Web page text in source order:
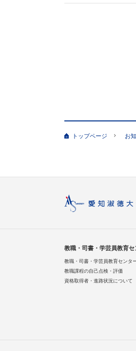
トップページ お
教職・司書・学芸員教育
教職・司書・学芸員教育センタ
教職課程の自己点検・評価
資格取得者・進路状況について